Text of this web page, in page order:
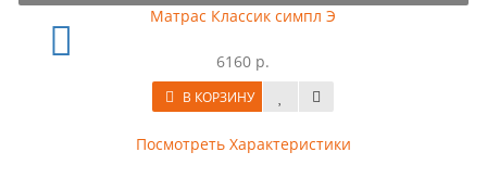
Матрас Классик симпл Э
6160 р.
В КОРЗИНУ
Посмотреть Характеристики